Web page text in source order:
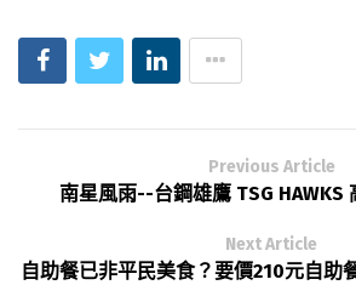
Previous Article
南星風雨--台鋼雄鷹 TSG HAWKS
Next Article
自助餐已非平民美食？要價210元自助